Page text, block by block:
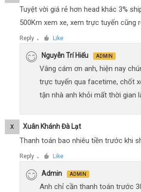
Tuyệt vời giá rẻ hơn head khác 3%
500Km xem xe, xem trực tuyến cũng
Reply ● Like
Nguyễn Trí Hiếu ADMIN
Vâng cám ơn anh, hiện nay
trực tuyến qua facetime, chốt
tận nhà anh khỏi mất thời gian
X Xuân Khánh Đà Lạt
Thanh toán bao nhiêu tiền trước khi
Reply ● Like
Admin ADMIN
Anh chỉ cần thanh toán trước